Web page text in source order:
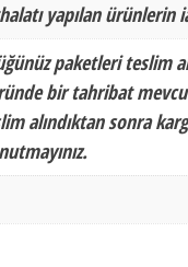
yapılan ürünlerin
paketleri teslim
bir tahribat
alındıktan sonra